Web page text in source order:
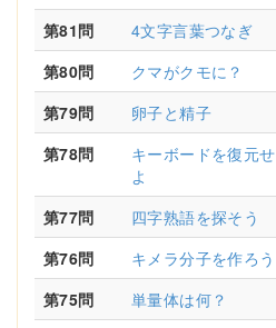
第81問
4文字言葉つなぎ
第80問
クマがクモに？
第79問
卵子と精子
第78問
キーボードを復元せ
よ
第77問 四字熟語を探そう
第76問
キメラ分子を作ろう
第75問
単量体は何？